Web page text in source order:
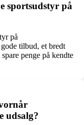
sportsudstyr på
på
tilbud, et bredt
penge på kendte
udsalg?